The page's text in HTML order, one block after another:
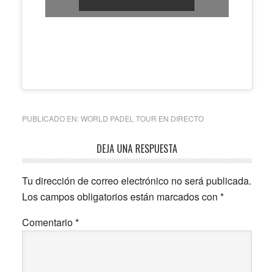
PUBLICADO EN:WORLD PADEL TOUR EN DIRECTO
Interacciones
con
los
lectores
DEJA UNA RESPUESTA
Tu dirección de correo electrónico no será publicada.
Los campos obligatorios están marcados con *
Comentario*